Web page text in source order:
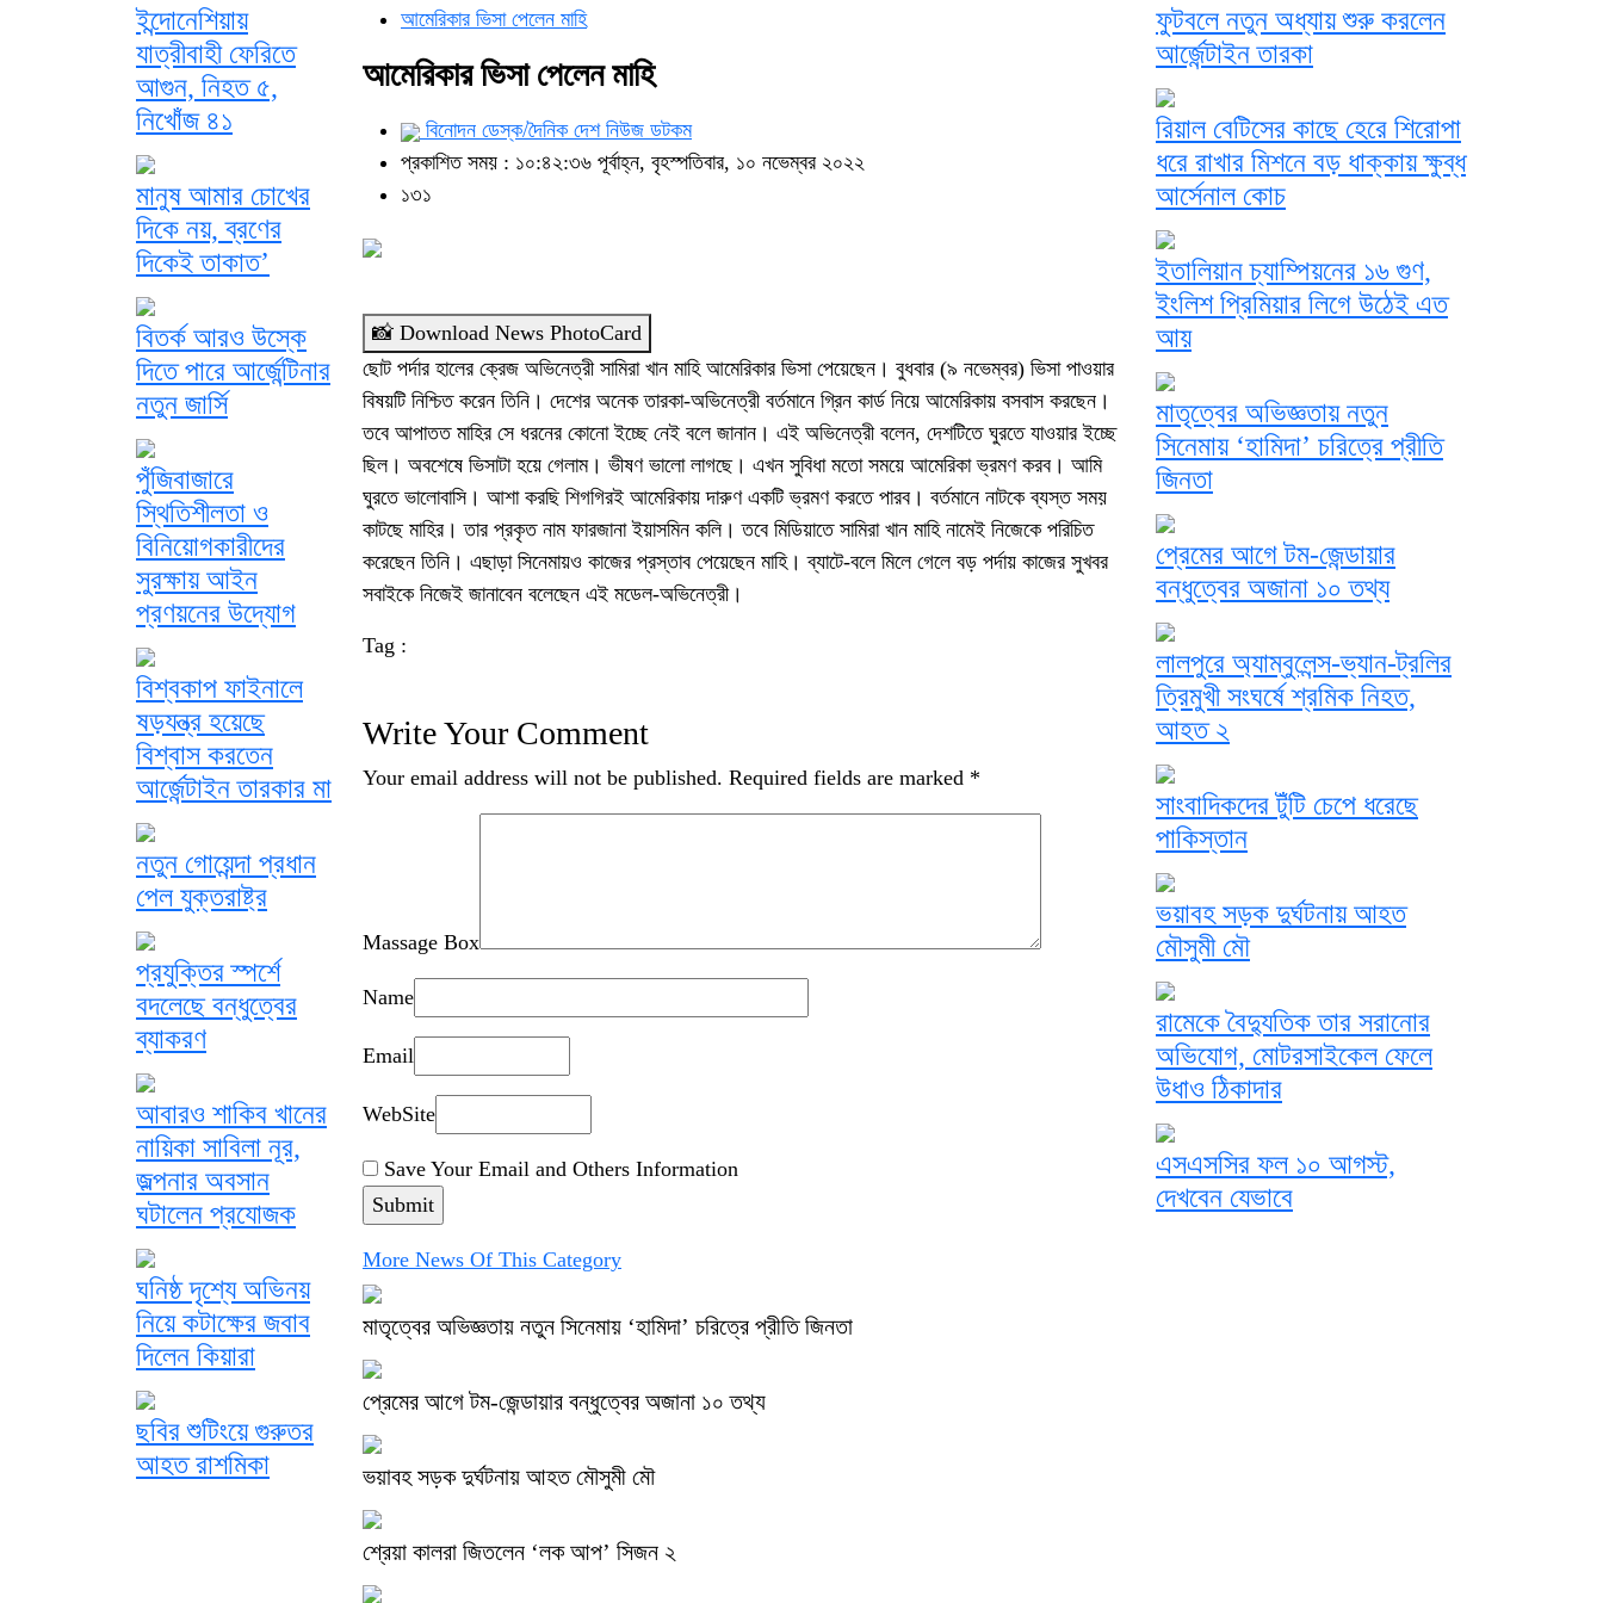
আমেরিকার ভিসা পেলেন মাহি
আমেরিকার ভিসা পেলেন মাহি
বিনোদন ডেস্ক/দৈনিক দেশ নিউজ ডটকম
প্রকাশিত সময় : ১০:৪২:৩৬ পূর্বাহ্ন, বৃহস্পতিবার, ১০ নভেম্বর ২০২২
১৩১
📸 Download News PhotoCard
ছোট পর্দার হালের ক্রেজ অভিনেত্রী সামিরা খান মাহি আমেরিকার ভিসা পেয়েছেন। বুধবার (৯ নভেম্বর) ভিসা পাওয়ার
বিষয়টি নিশ্চিত করেন তিনি। দেশের অনেক তারকা-অভিনেত্রী বর্তমানে গ্রিন কার্ড নিয়ে আমেরিকায় বসবাস করছেন।
তবে আপাতত মাহির সে ধরনের কোনো ইচ্ছে নেই বলে জানান। এই অভিনেত্রী বলেন, দেশটিতে ঘুরতে যাওয়ার ইচ্ছে
ছিল। অবশেষে ভিসাটা হয়ে গেলাম। ভীষণ ভালো লাগছে। এখন সুবিধা মতো সময়ে আমেরিকা ভ্রমণ করব। আমি
ঘুরতে ভালোবাসি। আশা করছি শিগগিরই আমেরিকায় দারুণ একটি ভ্রমণ করতে পারব। বর্তমানে নাটকে ব্যস্ত সময়
কাটছে মাহির। তার প্রকৃত নাম ফারজানা ইয়াসমিন কলি। তবে মিডিয়াতে সামিরা খান মাহি নামেই নিজেকে পরিচিত
করেছেন তিনি। এছাড়া সিনেমায়ও কাজের প্রস্তাব পেয়েছেন মাহি। ব্যাটে-বলে মিলে গেলে বড় পর্দায় কাজের সুখবর
সবাইকে নিজেই জানাবেন বলেছেন এই মডেল-অভিনেত্রী।
Tag :
Write Your Comment
Your email address will not be published. Required fields are marked *
Massage Box
Name
Email
WebSite
Save Your Email and Others Information
More News Of This Category
মাতৃত্বের অভিজ্ঞতায় নতুন সিনেমায় ‘হামিদা’ চরিত্রে প্রীতি জিনতা
প্রেমের আগে টম-জেন্ডায়ার বন্ধুত্বের অজানা ১০ তথ্য
ভয়াবহ সড়ক দুর্ঘটনায় আহত মৌসুমী মৌ
শ্রেয়া কালরা জিতলেন ‘লক আপ’ সিজন ২
ইন্দোনেশিয়ায়
যাত্রীবাহী ফেরিতে
আগুন, নিহত ৫,
নিখোঁজ ৪১
মানুষ আমার চোখের
দিকে নয়, ব্রণের
দিকেই তাকাত’
বিতর্ক আরও উস্কে
দিতে পারে আর্জেন্টিনার
নতুন জার্সি
পুঁজিবাজারে
স্থিতিশীলতা ও
বিনিয়োগকারীদের
সুরক্ষায় আইন
প্রণয়নের উদ্যোগ
বিশ্বকাপ ফাইনালে
ষড়যন্ত্র হয়েছে
বিশ্বাস করতেন
আর্জেন্টাইন তারকার মা
নতুন গোয়েন্দা প্রধান
পেল যুক্তরাষ্ট্র
প্রযুক্তির স্পর্শে
বদলেছে বন্ধুত্বের
ব্যাকরণ
আবারও শাকিব খানের
নায়িকা সাবিলা নূর,
জল্পনার অবসান
ঘটালেন প্রযোজক
ঘনিষ্ঠ দৃশ্যে অভিনয়
নিয়ে কটাক্ষের জবাব
দিলেন কিয়ারা
ছবির শুটিংয়ে গুরুতর
আহত রাশমিকা
ফুটবলে নতুন অধ্যায় শুরু করলেন
আর্জেন্টাইন তারকা
রিয়াল বেটিসের কাছে হেরে শিরোপা
ধরে রাখার মিশনে বড় ধাক্কায় ক্ষুব্ধ
আর্সেনাল কোচ
ইতালিয়ান চ্যাম্পিয়নের ১৬ গুণ,
ইংলিশ প্রিমিয়ার লিগে উঠেই এত
আয়
মাতৃত্বের অভিজ্ঞতায় নতুন
সিনেমায় ‘হামিদা’ চরিত্রে প্রীতি
জিনতা
প্রেমের আগে টম-জেন্ডায়ার
বন্ধুত্বের অজানা ১০ তথ্য
লালপুরে অ্যাম্বুলেন্স-ভ্যান-ট্রলির
ত্রিমুখী সংঘর্ষে শ্রমিক নিহত,
আহত ২
সাংবাদিকদের টুঁটি চেপে ধরেছে
পাকিস্তান
ভয়াবহ সড়ক দুর্ঘটনায় আহত
মৌসুমী মৌ
রামেকে বৈদ্যুতিক তার সরানোর
অভিযোগ, মোটরসাইকেল ফেলে
উধাও ঠিকাদার
এসএসসির ফল ১০ আগস্ট,
দেখবেন যেভাবে